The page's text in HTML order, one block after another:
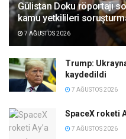
Gülistan Doku röportajı
kamu yetkilileri
7 AĞUSTOS 2026
Trump:
kaydedildi
7 AĞUSTOS 2026
SpaceX roketi
7 AĞUSTOS 2026